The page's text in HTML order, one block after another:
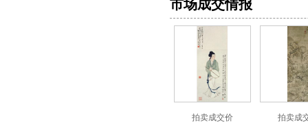
市场成交情报
拍卖成交价 拍卖成